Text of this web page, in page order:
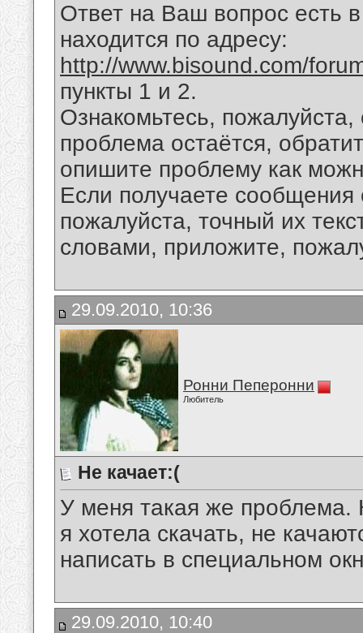
Ответ на Ваш вопрос есть
находится по адресу:
http://www.bisound.com/
пункты 1 и 2.
Ознакомьтесь,
проблема остаётся,
опишите проблему как
Если получаете сообщения
пожалуйста, точный их
словами, приложите,
29.09.2010, 10:36
Ронни Пеперонни
Любитель
Не качает:(
У меня такая же проблема.
я хотела скачать, не
написать в специальном
29.09.2010, 10:40